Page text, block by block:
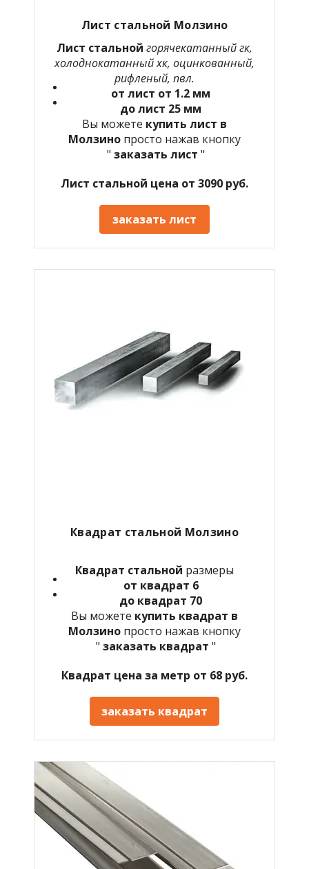
Лист стальной Молзино
Лист стальной горячекатанный гк,
холоднокатанный хк, оцинкованный,
рифленый, пвл.
от лист от 1.2 мм
до лист 25 мм
Вы можете купить лист в
Молзино просто нажав кнопку
" заказать лист "
Лист стальной цена от 3090 руб.
заказать лист
Квадрат стальной Молзино
Квадрат стальной размеры
от квадрат 6
до квадрат 70
Вы можете купить квадрат в
Молзино просто нажав кнопку
" заказать квадрат "
Квадрат цена за метр от 68 руб.
заказать квадрат